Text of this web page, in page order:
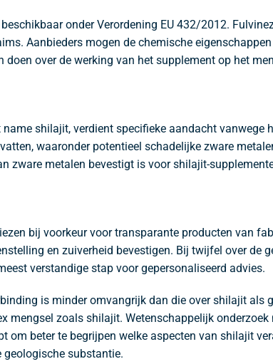
onder Verordening EU 432/2012.
Aanbieders mogen de chemische
over de werking van het supplement op het
shilajit, verdient specifieke aandacht
waaronder potentieel schadelijke zware
zware metalen bevestigt is voor shilajit-
bij voorkeur voor transparante producten van
en zuiverheid bevestigen. Bij twijfel over
verstandige stap voor gepersonaliseerd advies.
is minder omvangrijk dan die over shilajit als
mengsel zoals shilajit. Wetenschappelijk
om beter te begrijpen welke aspecten van shilajit
substantie.